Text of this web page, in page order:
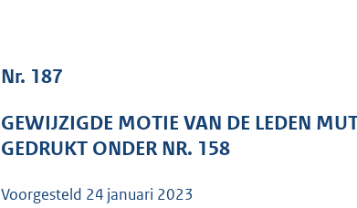
o
o
Nr. 187
GEWIJZIGDE MOTIE VAN DE LEDEN
GEDRUKT ONDER NR. 158
Voorgesteld 24 januari 2023